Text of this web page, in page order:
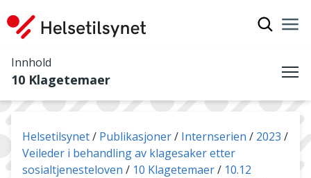
Innhold
10 Klagetemaer
Du er her:
Helsetilsynet Publikasjoner Internserien
2023
Veileder i behandling av klagesaker etter
sosialtjenesteloven
10 Klagetemaer
10.12